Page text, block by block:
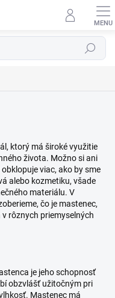
Hľadať
ktorý má široké využitie
života. Možno si ani
viac, ako by sme
alebo kozmetiku, všade
materiálu. V
čo je mastenec,
rôznych priemyselných
je jeho schopnosť
obzvlášť užitočným pri
Mastenec má